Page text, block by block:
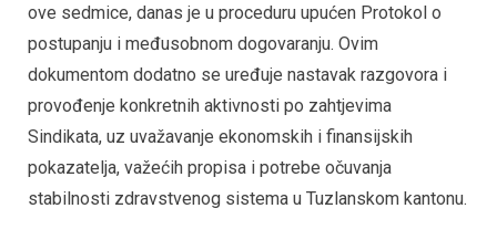
ove sedmice, danas je u proceduru upućen Protokol o
postupanju i međusobnom dogovaranju. Ovim
dokumentom dodatno se uređuje nastavak razgovora i
provođenje konkretnih aktivnosti po zahtjevima
Sindikata, uz uvažavanje ekonomskih i finansijskih
pokazatelja, važećih propisa i potrebe očuvanja
stabilnosti zdravstvenog sistema u Tuzlanskom kantonu.